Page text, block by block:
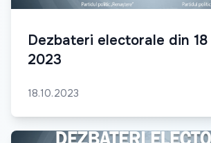
Dezbateri electorale din
2023
18.10.2023